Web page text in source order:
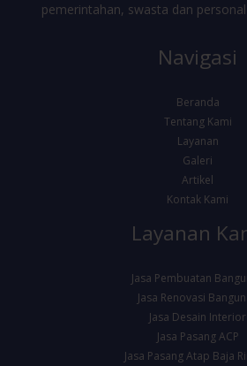
pemerintahan, swasta dan
Navigasi
Beranda
Tentang Kami
Layanan
Galeri
Artikel
Kontak Kami
Layanan
Jasa Pembuatan
Jasa Renovasi
Jasa Desain Interior
Jasa Pasang ACP
Jasa Pasang Atap Baja